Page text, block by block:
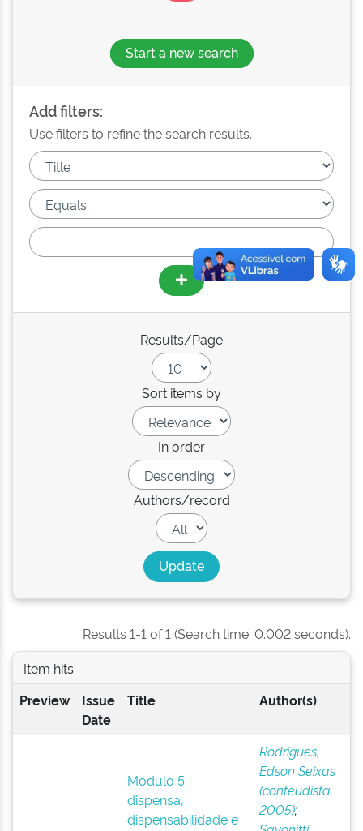
Start a new search
Add filters:
Use filters to refine the search results.
Results/Page
Sort items by
In order
Authors/record
Results 1-1 of 1 (Search time: 0.002 seconds).
Item hits:
Preview
Issue
Date
Title Author(s)
Módulo 5 -
dispensa,
dispensabilidade e
Rodrigues,
Edson Seixas
(conteudista,
2005);